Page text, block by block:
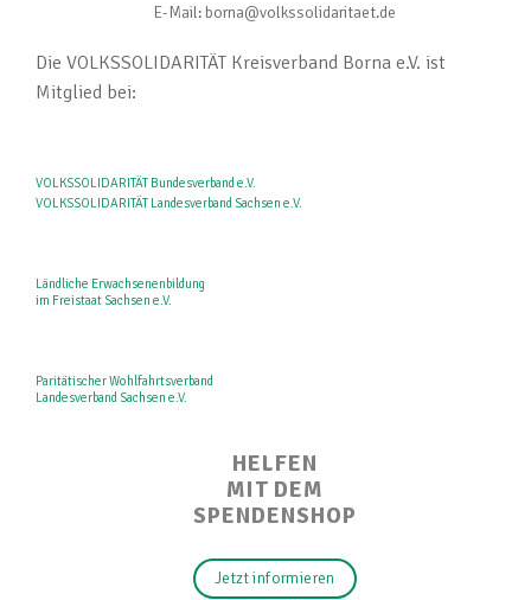
E-Mail: borna@volkssolidaritaet.de
Die VOLKSSOLIDARITÄT Kreisverband Borna e.V. ist
Mitglied bei:
VOLKSSOLIDARITÄT Bundesverband e.V.
VOLKSSOLIDARITÄT Landesverband Sachsen e.V.
Ländliche Erwachsenenbildung
im Freistaat Sachsen e.V.
Paritätischer Wohlfahrtsverband
Landesverband Sachsen e.V.
HELFEN
MIT DEM
SPENDENSHOP
Jetzt informieren